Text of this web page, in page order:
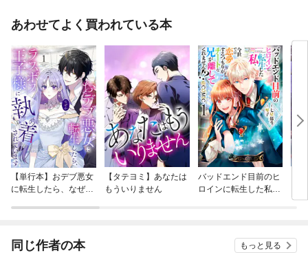
あわせてよく買われている本
【単行本】おデブ悪女
に転生したら、なぜか
【タテヨミ】あなたは
もういりません
バッドエンド目前のヒ
ロインに転生した私、
同じ作者の本 もっと見る